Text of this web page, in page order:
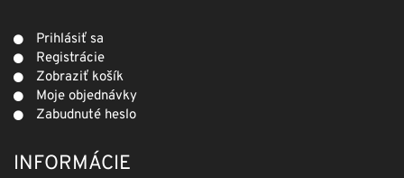
Prihlásiť sa
Registrácie
Zobraziť košík
Moje objednávky
Zabudnuté heslo
INFORMÁCIE